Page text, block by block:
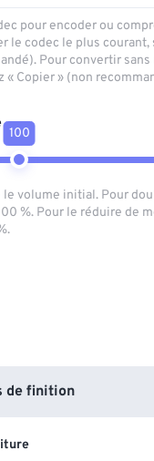
pour encoder ou
le codec le plus
Pour convertir
« Copier » (non
100
le volume initial. Pour
%. Pour le réduire de
de finition